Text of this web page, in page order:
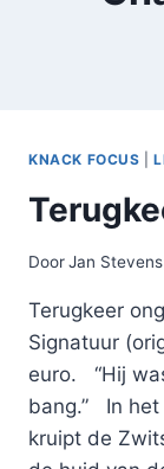
KNACK FOCUS |
DoorJan Stevens
Terugkeer
Signatuur
euro. “Hij
bang.” In het
kruipt de